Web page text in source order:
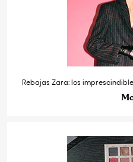
Rebajas Zara: los